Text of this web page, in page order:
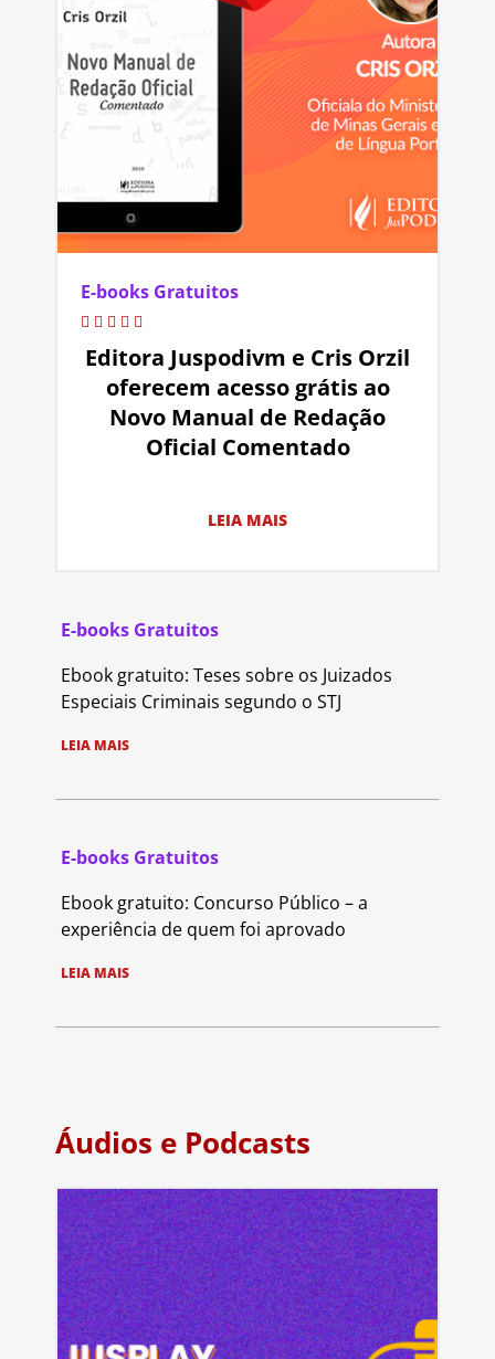
E-books Gratuitos
Editora Juspodivm e Cris Orzil
oferecem acesso grátis ao
Novo Manual de Redação
Oficial Comentado
LEIA MAIS
E-books Gratuitos
Ebook gratuito: Teses sobre os Juizados
Especiais Criminais segundo o STJ
LEIA MAIS
E-books Gratuitos
Ebook gratuito: Concurso Público – a
experiência de quem foi aprovado
LEIA MAIS
Áudios e Podcasts